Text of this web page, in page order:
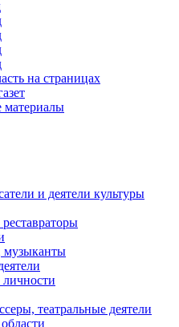
на страницах
материалы
и деятели культуры
музыканты
театральные деятели